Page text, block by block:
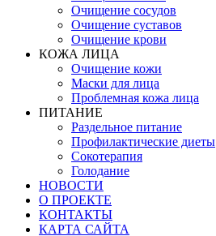
Очищение сосудов
Очищение суставов
Очищение крови
КОЖА ЛИЦА
Очищение кожи
Маски для лица
Проблемная кожа лица
ПИТАНИЕ
Раздельное питание
Профилактические диеты
Сокотерапия
Голодание
НОВОСТИ
О ПРОЕКТЕ
КОНТАКТЫ
КАРТА САЙТА